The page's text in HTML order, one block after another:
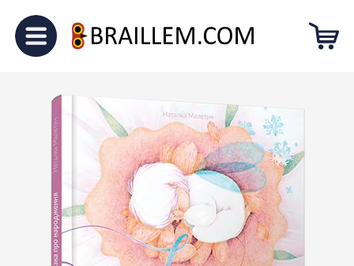
Головна Для малечі
“Іль. Казка
про народження”